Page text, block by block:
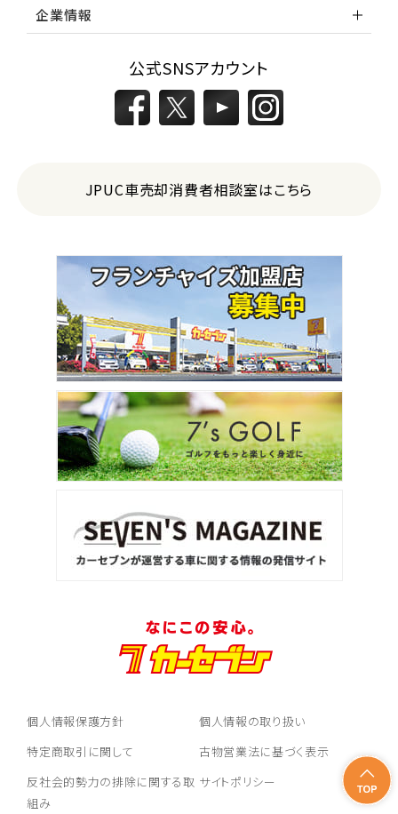
企業情報
公式SNSアカウント
JPUC車売却消費者相談室はこちら
個人情報保護方針
個人情報の取り扱い
特定商取引に関して
古物営業法に基づく表示
反社会的勢力の排除に関する取
組み
サイトポリシー